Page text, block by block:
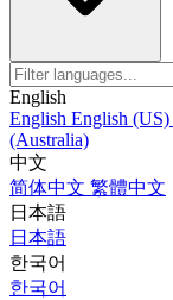
English
English English (US)
(Australia)
中文
简体中文 繁體中文
日本語
日本語
한국어
한국어